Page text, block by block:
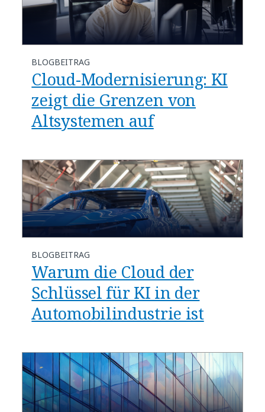
BLOGBEITRAG
Cloud-Modernisierung: KI
zeigt die Grenzen von
Altsystemen auf
BLOGBEITRAG
Warum die Cloud der
Schlüssel für KI in der
Automobilindustrie ist